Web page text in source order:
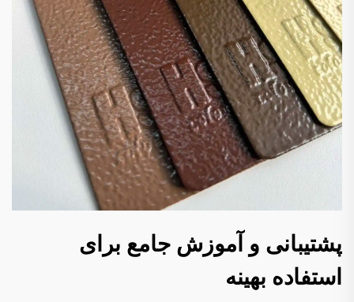
پشتیبانی و آموزش جامع برای
استفاده بهینه